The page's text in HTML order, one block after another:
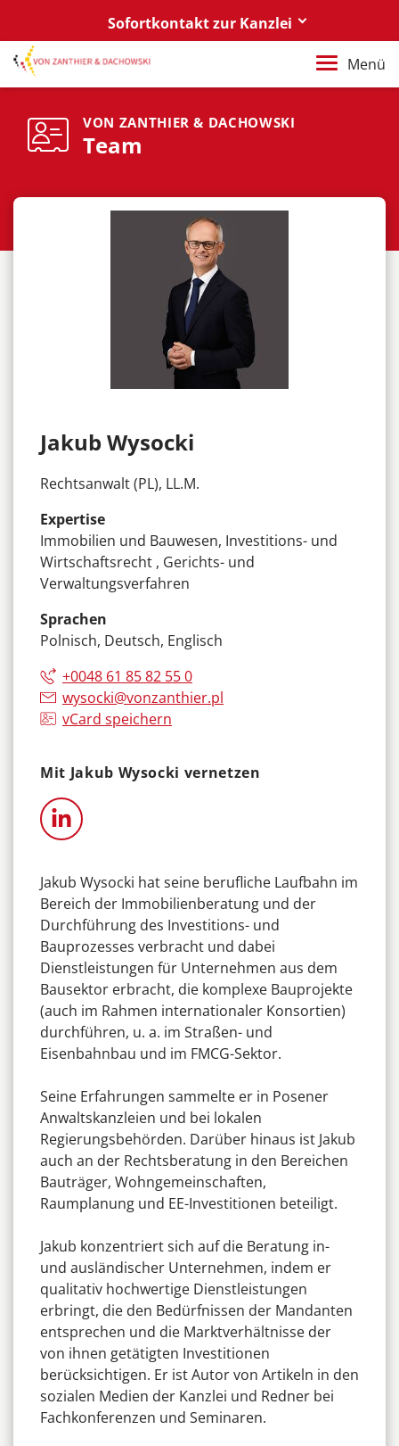
Sofortkontakt zur Kanzlei
Berlin
+49 30 88 03 59 0
Poznań / Warszawa
+48 61 85 82 55 0
berlin@vonzanthier.com
poznan@vonzanthier.com
Menü
VON ZANTHIER & DACHOWSKI
Team
Jakub Wysocki hat seine berufliche Laufbahn im
Bereich der Immobilienberatung und der
Durchführung des Investitions- und
Bauprozesses verbracht und dabei
Dienstleistungen für Unternehmen aus dem
Bausektor erbracht, die komplexe Bauprojekte
(auch im Rahmen internationaler Konsortien)
durchführen, u. a. im Straßen- und
Eisenbahnbau und im FMCG-Sektor.
Seine Erfahrungen sammelte er in Posener
Anwaltskanzleien und bei lokalen
Regierungsbehörden. Darüber hinaus ist Jakub
auch an der Rechtsberatung in den Bereichen
Bauträger, Wohngemeinschaften,
Raumplanung und EE-Investitionen beteiligt.
Jakub konzentriert sich auf die Beratung in-
und ausländischer Unternehmen, indem er
qualitativ hochwertige Dienstleistungen
erbringt, die den Bedürfnissen der Mandanten
entsprechen und die Marktverhältnisse der
von ihnen getätigten Investitionen
berücksichtigen. Er ist Autor von Artikeln in den
sozialen Medien der Kanzlei und Redner bei
Fachkonferenzen und Seminaren.
Jakub Wysocki
Rechtsanwalt (PL), LL.M.
Expertise
Immobilien und Bauwesen, Investitions- und
Wirtschaftsrecht , Gerichts- und
Verwaltungsverfahren
Sprachen
Polnisch, Deutsch, Englisch
+0048 61 85 82 55 0
wysocki@vonzanthier.pl
vCard speichern
Mit Jakub Wysocki vernetzen